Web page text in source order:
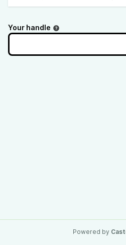
Your handle
Powered by